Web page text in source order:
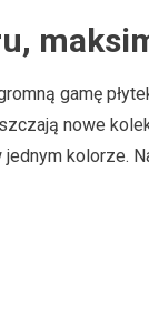
gamę
nowe
kolorze.